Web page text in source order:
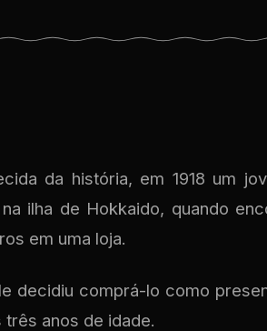
da história, em 1918 um
ilha de Hokkaido, quando
em uma loja.
decidiu comprá-lo como
três anos de idade.